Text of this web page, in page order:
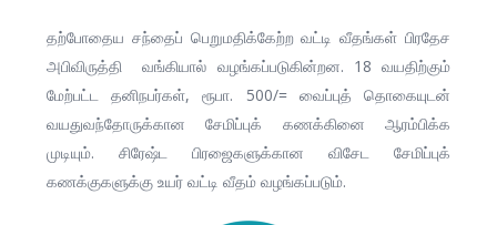
தற்போதைய சந்தைப் பெறுமதிக்கேற்ற வட்டி வீதங்கள் பிரதேச
அபிவிருத்தி வங்கியால் வழங்கப்படுகின்றன. 18 வயதிற்கும்
மேற்பட்ட தனிநபர்கள், ரூபா. 500/= வைப்புத் தொகையுடன்
வயதுவந்தோருக்கான சேமிப்புக் கணக்கினை ஆரம்பிக்க
முடியும். சிரேஷ்ட பிரஜைகளுக்கான விசேட சேமிப்புக்
கணக்குகளுக்கு உயர் வட்டி வீதம் வழங்கப்படும்.